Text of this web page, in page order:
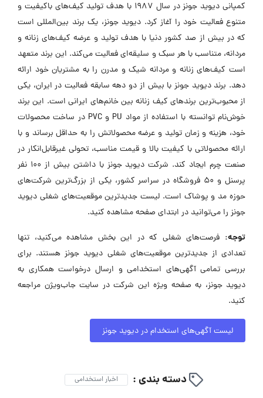
کمپانی دیوید جونز در سال 1987 با هدف تولید کیف‌های باکیفیت و
متنوع فعالیت خود را آغاز کرد. دیوید جونز، یک برند بین‌المللی است
که در بیش از صد کشور دنیا با هدف تولید و عرضه کیف‌های زنانه و
مردانه، متناسب با هر سبک و سلیقه‌ای فعالیت می‌کند. این برند متعهد
است کیف‌های زنانه و مردانه شیک و مدرن را به مشتریان خود ارائه
دهد. برند دیوید جونز با بیش از دو دهه سابقه فعالیت در ایران، یکی
از محبوب‌ترین برندهای کیف زنانه بین خانم‌های ایرانی است. این برند
خوش‌نام توانسته با استفاده از مواد PU و PVC در ساخت محصولات
خود، هزینه و زمان تولید و عرضه محصولاتش را به حداقل برساند و با
ارائه محصولاتی با کیفیت بالا و قیمت مناسب، تحولی غیرقابل‌انکار در
صنعت چرم ایجاد کند. شرکت دیوید جونز با داشتن بیش از 100 نفر
پرسنل و 50 فروشگاه در سراسر کشور، یکی از بزرگ‌ترین شرکت‌های
حوزه مد و پوشاک است. لیست جدیدترین موقعیت‌های شغلی دیوید
جونز را می‌توانید در ابتدای صفحه مشاهده کنید.
توجه: فرصت‌های شغلی که در این بخش مشاهده می‌کنید، تنها
تعدادی از جدیدترین موقعیت‌های شغلی دیوید جونز هستند. برای
بررسی تمامی آگهی‌های استخدامی و ارسال درخواست همکاری به
دیوید جونز، به صفحه ویژه این شرکت در سایت جاب‌ویژن مراجعه
کنید.
لیست آگهی‌های استخدام در دیوید جونز
دسته بندی : اخبار استخدامی